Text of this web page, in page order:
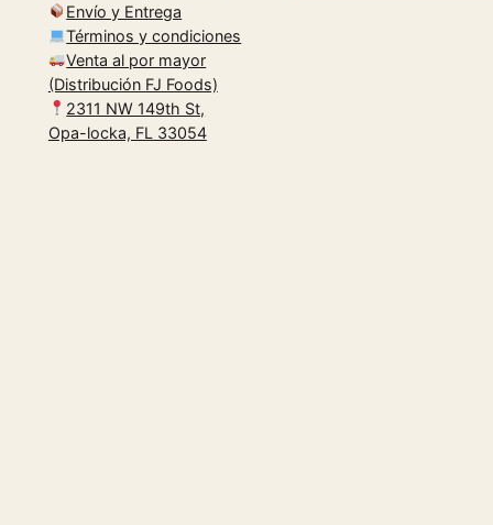
Envío y Entrega
Términos y condiciones
Venta al por mayor
(Distribución FJ Foods)
2311 NW 149th St,
Opa-locka, FL 33054